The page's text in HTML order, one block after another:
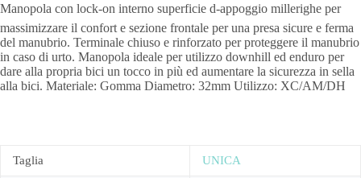
Manopola con lock-on interno superficie d-appoggio millerighe per
massimizzare il confort e sezione frontale per una presa sicure e ferma
del manubrio. Terminale chiuso e rinforzato per proteggere il manubrio
in caso di urto. Manopola ideale per utilizzo downhill ed enduro per
dare alla propria bici un tocco in più ed aumentare la sicurezza in sella
alla bici. Materiale: Gomma Diametro: 32mm Utilizzo: XC/AM/DH
Taglia UNICA